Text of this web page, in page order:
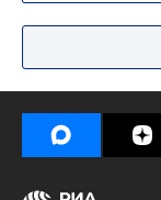
Евгений
Александр